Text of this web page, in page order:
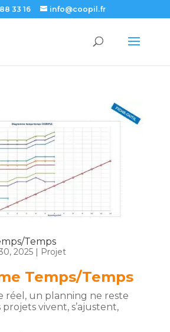
33 16 info@coopil.fr
Temps
2025| Projet
Temps/Temps
réel, un planning ne reste
projets vivent, s’ajustent,